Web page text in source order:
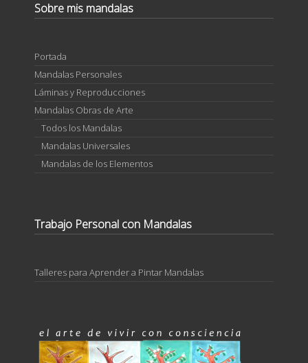
Sobre mis mandalas
Portada
Mandalas Personales
Láminas y Reproducciones
Mandalas Obras de Arte
Todos los Mandalas
Mandalas Universales
Mandalas de los Elementos
Trabajo Personal con Mandalas
Talleres para Aprender a Pintar Mandalas